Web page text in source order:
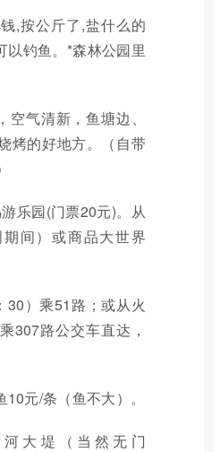
,按公斤了,盐什么的
以钓鱼。*森林公园里
空气清新，鱼塘边、
烤的好地方。（自带
乐园(门票20元)。从
间）或商品大世界
30）乘51路；或从火
307路公交车直达，
元/条（鱼不大）。
大堤（当然无门